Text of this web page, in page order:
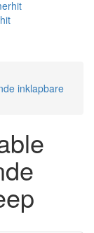
inklapbare